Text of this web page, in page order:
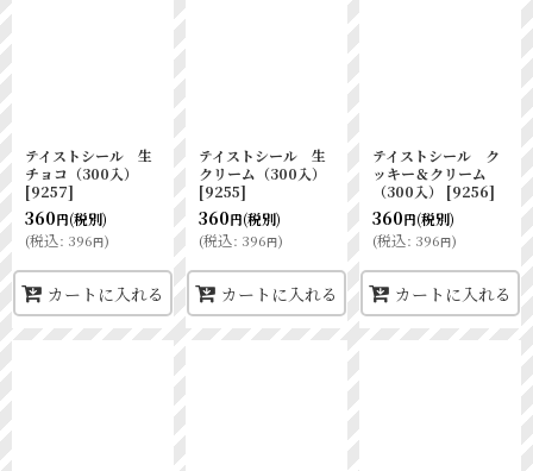
テイストシール 生
チョコ（300入）
[9257]
360円(税別)
(税込: 396円)
カートに入れる
テイストシール 生
クリーム（300入）
[9255]
360円(税別)
(税込: 396円)
カートに入れる
テイストシール ク
ッキー＆クリーム
（300入）
[9256]
360円(税別)
(税込: 396円)
カートに入れる